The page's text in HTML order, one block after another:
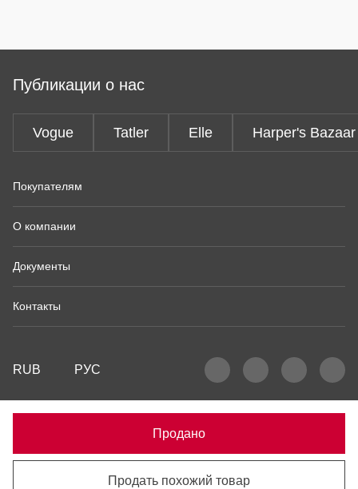
Продано
Продать похожий товар
Публикации о нас
Vogue Tatler Elle Harper's Bazaar
Покупателям
О компании
Документы
Контакты
RUB РУС